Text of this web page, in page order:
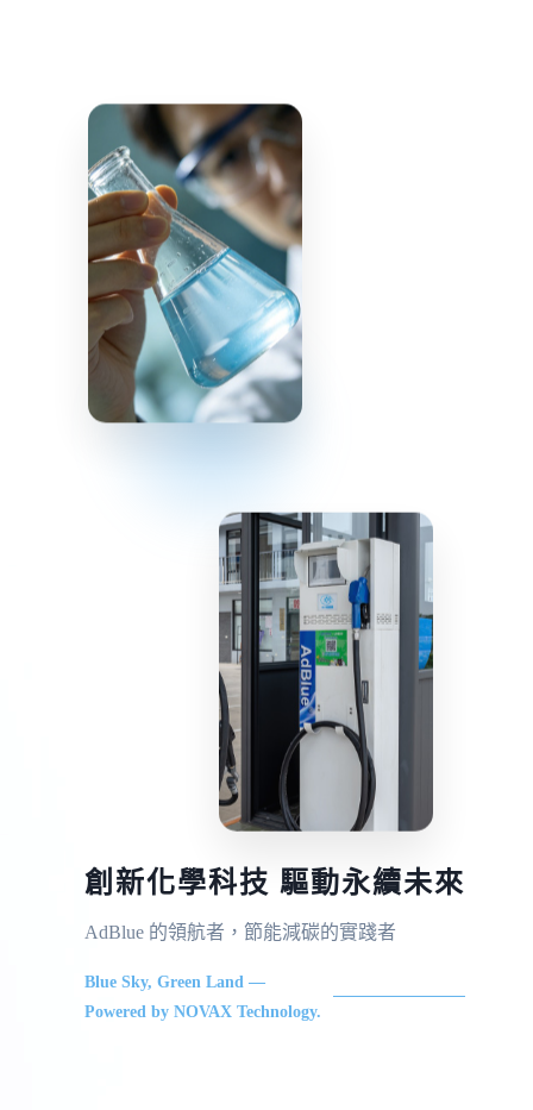
創新化學科技 驅動永續未來
AdBlue 的領航者，節能減碳的實踐者
Blue Sky, Green Land —
Powered by NOVAX Technology.